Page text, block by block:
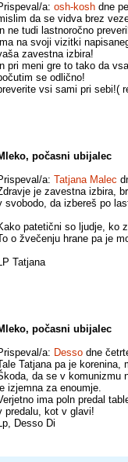
a: osh-kosh dne
da se vidva brez
ne tudi lastnoročno
na svoji vizitki
zavestna izbira!
pri meni gre to tako da
se odlično!
vsi sami pri sebi!(
počasni ubijalec
a: Tatjana Malec
je zavestna izbira,
svobodo, da izbereš po
patetični so ljudje, ko
o žvečenju hrane pa je
Tatjana
počasni ubijalec
a: Desso dne
Tatjana pa je korenina,
da se v komunizmu
izjemna za enoumje.
ima poln predal
predalu, kot v glavi!
Desso Di